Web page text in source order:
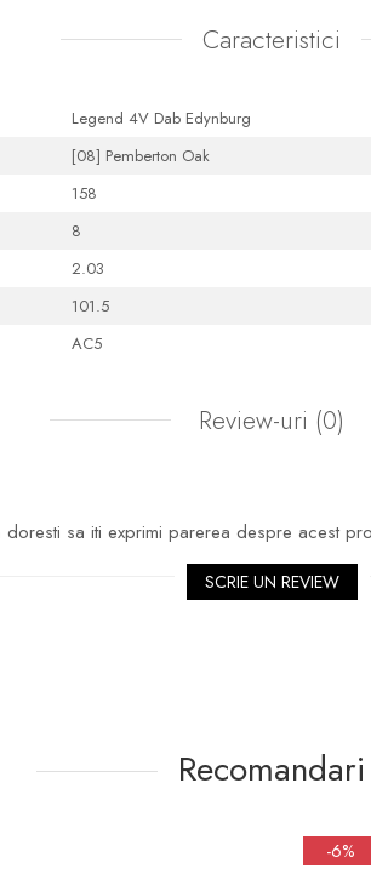
Caracteristici
Legend 4V Dab Edynburg
[08] Pemberton Oak
158
8
2.03
101.5
AC5
Review-uri (0)
doresti sa iti exprimi parerea despre acest
SCRIE UN REVIEW
Recomandari
-6%